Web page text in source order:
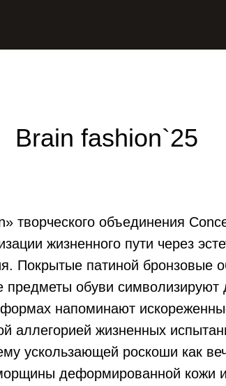
Brain fashion`25
творческого объединения
жизненного пути через
Покрытые патиной бронзовые
предметы обуви символизируют
напоминают
аллегорией жизненных
ускользающей роскоши как
деформированной кожи